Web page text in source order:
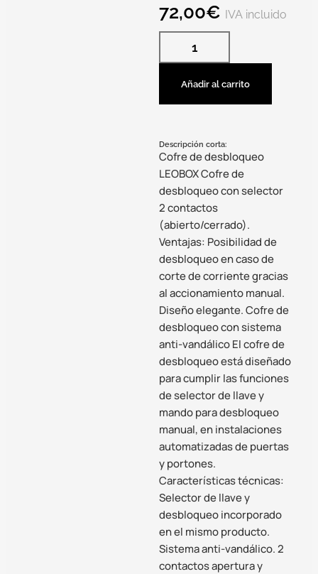
72,00€ IVA incluido
Añadir al carrito
Descripción corta:
Cofre de desbloqueo
LEOBOX Cofre de
desbloqueo con selector
2 contactos
(abierto/cerrado).
Ventajas: Posibilidad de
desbloqueo en caso de
corte de corriente gracias
al accionamiento manual.
Diseño elegante. Cofre de
desbloqueo con sistema
anti-vandálico El cofre de
desbloqueo está diseñado
para cumplir las funciones
de selector de llave y
mando para desbloqueo
manual, en instalaciones
automatizadas de puertas
y portones.
Características técnicas:
Selector de llave y
desbloqueo incorporado
en el mismo producto.
Sistema anti-vandálico. 2
contactos apertura y